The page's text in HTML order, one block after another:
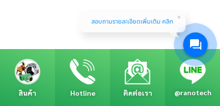
สินค้า Hotline ติดต่อเรา @ranotech
สอบถามรายละเอียดเพิ่มเติม คลิก